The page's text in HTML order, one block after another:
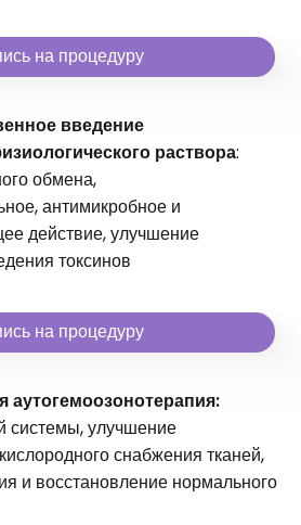
на процедуру
введение
раствора:
обмена,
антимикробное и
действие, улучшение
токсинов
на процедуру
аутогемоозонотерапия:
системы, улучшение
снабжения тканей,
и восстановление нормального